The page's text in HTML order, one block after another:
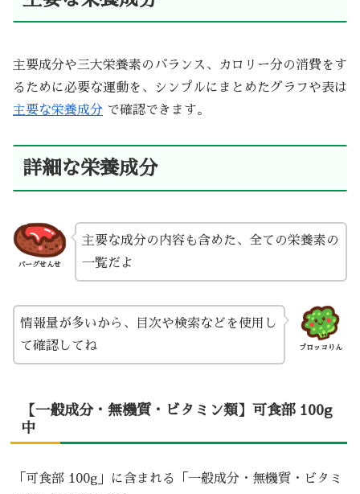
主要成分や三大栄養素のバランス、カロリー分の消費をす
るために必要な運動を、シンプルにまとめたグラフや表は
主要な栄養成分 で確認できます。
詳細な栄養成分
バーグせんせ
主要な成分の内容も含めた、全ての栄養素の
一覧だよ
ブロッコりん
情報量が多いから、目次や検索などを使用し
て確認してね
【一般成分・無機質・ビタミン類】可食部 100g
中
「可食部 100g」に含まれる「一般成分・無機質・ビタミ